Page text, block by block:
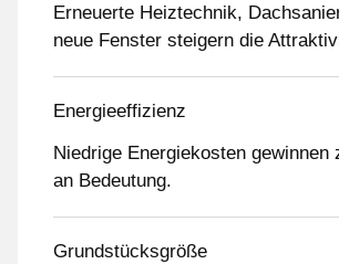
Erneuerte Heiztechnik,
neue Fenster steigern die
Energieeffizienz
Niedrige Energiekosten gewinnen
an Bedeutung.
Grundstücksgröße